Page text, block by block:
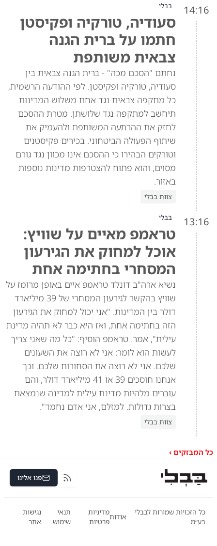
14:16 בבלי
סעודיה, טורקיה ופקיסטן
חתמו על ברית הגנה
צבאית משותפת
נחתם "הסכם מכה" - ברית הגנה צבאית בין
סעודיה, טורקיה ופקיסטן. לפי ההודעה הרשמית,
כל מתקפה צבאית נגד אחת משלוש המדינות
תיחשב למתקפה נגד שלושתן. מטרת ההסכם
לחזק את ההרתעה המשותפת ולהעמיק את
שיתוף הפעולה הביטחוני. בכירים פקיסטנים
וטורקים הבהירו כי ההסכם אינו מכוון נגד גורם
מסוים, והוא פתוח להצטרפות מדינות נוספות
באזור.
צוות בבלי
13:16 בבלי
טראמפ מאיים על שוויץ:
אוכל למחוק את הגירעון
המסחרי בחתימה אחת
נשיא ארה"ב דונלד טראמפ איים באופן מרומז על
שוויץ בהקשר לגירעון המסחרי של 39 מיליארד
דולר בין המדינות. "אני יכול למחוק את הגירעון
הזה בחתימה אחת, ואז היא כבר לא תהיה מדינת
עילית", אמר. טראמפ הוסיף: "כל מה שאני צריך
לעשות הוא לומר: אני לא רוצה את השעונים
שלכם. אני לא רוצה את הסחורות שלכם. וכך
אנחנו חוסכים 39 או 41 מיליארד דולר, והם
עוברים מלהיות מדינת עילית למדינה שנמצאת
בצרות גדולות. למזלם, אני אדם נחמד".
צוות בבלי
כל המבזקים ›
RSS פנו אלינו
כל הזכויות שמורות לבבלי
בע״מ
אודות
מדיניות
פרטיות
תנאי
שימוש
נגישות
אתר